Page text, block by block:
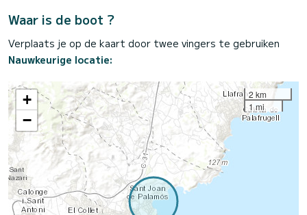
Waar is de boot ?
Verplaats je op de kaart door twee vingers te gebruiken
Nauwkeurige locatie:
+
−
2 km
1 mi